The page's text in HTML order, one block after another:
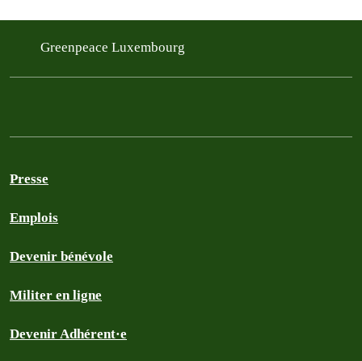
Greenpeace Luxembourg
Presse
Emplois
Devenir bénévole
Militer en ligne
Devenir Adhérent·e